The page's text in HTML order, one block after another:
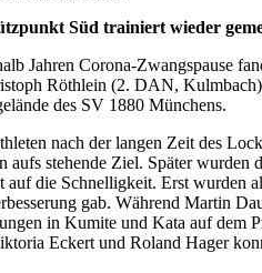
Süd trainiert wieder
Jahren Corona-Zwangspause
Röthlein (2. DAN,
des SV 1880 Münchens.
nach der langen Zeit des
aufs stehende Ziel. Später
auf die Schnelligkeit. Erst wurden
gab. Während Martin
in Kumite und Kata auf dem
Eckert und Roland Hager